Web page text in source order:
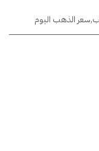
,سعر الذهب اليوم